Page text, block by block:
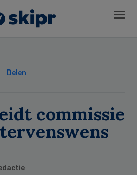
Delen
commissie